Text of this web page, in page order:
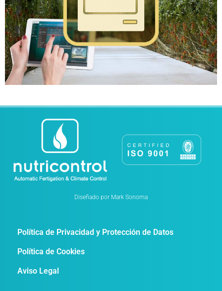
Diseñado por Mark Sonoma
Política de Privacidad y Protección de Datos
Política de Cookies
Aviso Legal